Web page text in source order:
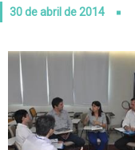
30 de abril de 2014